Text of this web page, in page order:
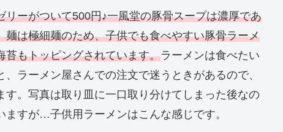
ーがついて500円♪一風堂の豚骨スープは濃厚であ
は極細麺のため、子供でも食べやすい豚骨ラーメ
苔もトッピングされています。ラーメンは食べたい
ラーメン屋さんでの注文で迷うときがあるので、
。写真は取り皿に一口取り分けてしまった後なの
すが…子供用ラーメンはこんな感じです。